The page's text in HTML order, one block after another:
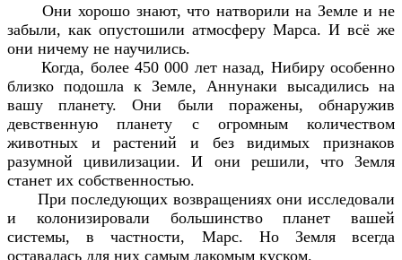
Они хорошо знают, что натворили на Земле и не
забыли, как опустошили атмосферу Марса. И всё же
они ничему не научились.
Когда, более 450 000 лет назад, Нибиру особенно
близко подошла к Земле, Аннунаки высадились на
вашу планету. Они были поражены, обнаружив
девственную планету с огромным количеством
животных и растений и без видимых признаков
разумной цивилизации. И они решили, что Земля
станет их собственностью.
При последующих возвращениях они исследовали
и колонизировали большинство планет вашей
системы, в частности, Марс. Но Земля всегда
оставалась для них самым лакомым куском.